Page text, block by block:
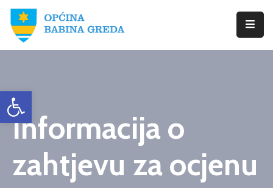
Open toolbar
Početna
Greda
Istražite
Dokumenti
Informacija o
zahtjevu za ocjenu